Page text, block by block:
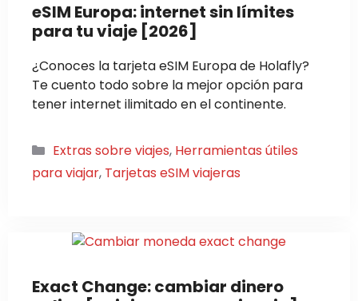
eSIM Europa: internet sin límites
para tu viaje [2026]
¿Conoces la tarjeta eSIM Europa de Holafly?
Te cuento todo sobre la mejor opción para
tener internet ilimitado en el continente.
Categorías
Extras sobre viajes, Herramientas útiles
para viajar, Tarjetas eSIM viajeras
Exact Change: cambiar dinero